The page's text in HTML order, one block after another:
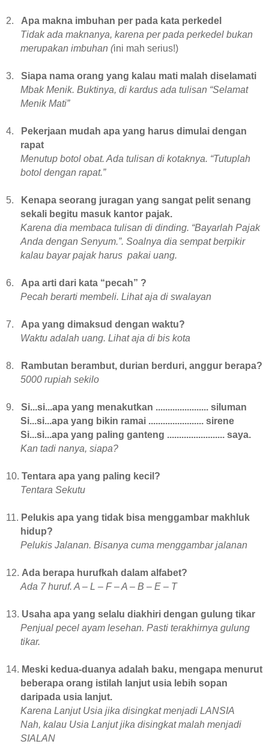
2.
Apa makna imbuhan per pada kata perkedel
Tidak ada maknanya, karena per pada perkedel bukan
merupakan imbuhan (ini mah serius!)
3.
Siapa nama orang yang kalau mati malah diselamati
Mbak Menik. Buktinya, di kardus ada tulisan “Selamat
Menik Mati”
4.
Pekerjaan mudah apa yang harus dimulai dengan
rapat
Menutup botol obat. Ada tulisan di kotaknya. “Tutuplah
botol dengan rapat.”
5.
Kenapa seorang juragan yang sangat pelit senang
sekali begitu masuk kantor pajak.
Karena dia membaca tulisan di dinding. “Bayarlah Pajak
Anda dengan Senyum.”. Soalnya dia sempat berpikir
kalau bayar pajak harus pakai uang.
6.
Apa arti dari kata “pecah” ?
Pecah berarti membeli. Lihat aja di swalayan
7.
Apa yang dimaksud dengan waktu?
Waktu adalah uang. Lihat aja di bis kota
8.
Rambutan berambut, durian berduri, anggur berapa?
5000 rupiah sekilo
9.
Si...si...apa yang menakutkan ...................... siluman
Si...si...apa yang bikin ramai ....................... sirene
Si...si...apa yang paling ganteng ........................ saya.
Kan tadi nanya, siapa?
10. Tentara apa yang paling kecil?
Tentara Sekutu
11. Pelukis apa yang tidak bisa menggambar makhluk
hidup?
Pelukis Jalanan. Bisanya cuma menggambar jalanan
12. Ada berapa hurufkah dalam alfabet?
Ada 7 huruf. A – L – F – A – B – E – T
13. Usaha apa yang selalu diakhiri dengan gulung tikar
Penjual pecel ayam lesehan. Pasti terakhirnya gulung
tikar.
14. Meski kedua-duanya adalah baku, mengapa menurut
beberapa orang istilah lanjut usia lebih sopan
daripada usia lanjut.
Karena Lanjut Usia jika disingkat menjadi LANSIA
Nah, kalau Usia Lanjut jika disingkat malah menjadi
SIALAN